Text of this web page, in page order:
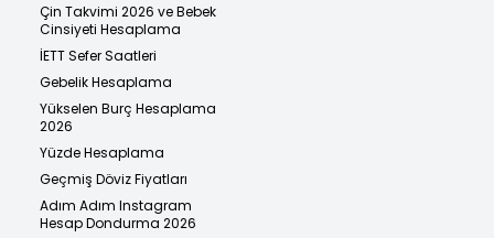
Çin Takvimi 2026 ve Bebek
Cinsiyeti Hesaplama
İETT Sefer Saatleri
Gebelik Hesaplama
Yükselen Burç Hesaplama
2026
Yüzde Hesaplama
Geçmiş Döviz Fiyatları
Adım Adım Instagram
Hesap Dondurma 2026